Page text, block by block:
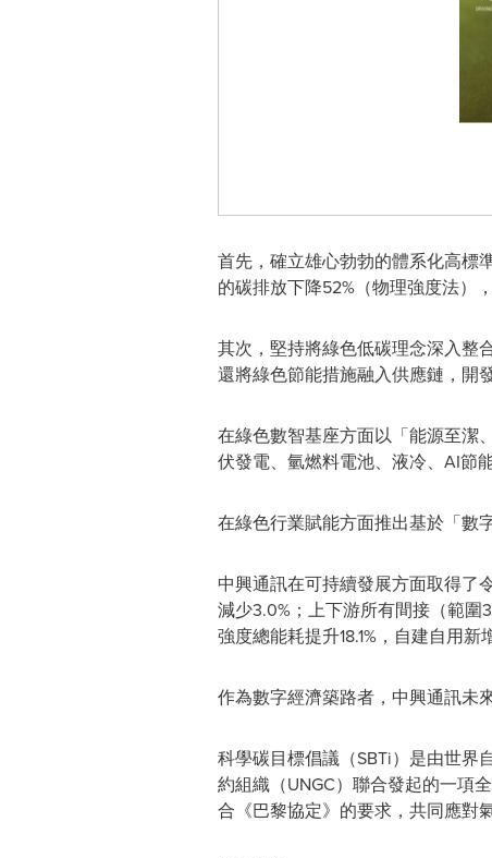
首先，確立雄心勃勃的體系化高標
的碳排放下降52%（物理強度法）
其次，堅持將綠色低碳理念深入整
還將綠色節能措施融入供應鏈，開
在綠色數智基座方面以「能源至潔
伏發電、氫燃料電池、液冷、AI節
在綠色行業賦能方面推出基於「數
中興通訊在可持續發展方面取得了
減少3.0%；上下游所有間接（範圍
強度總能耗提升18.1%，自建自用新
作為數字經濟築路者，中興通訊未
科學碳目標倡議（SBTi）是由世界
約組織（UNGC）聯合發起的一項
合《巴黎協定》的要求，共同應對